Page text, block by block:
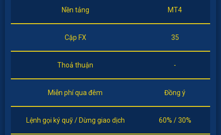
Nền tảng MT4
Cặp FX 35
Thoả thuận -
Miễn phí qua đêm Đồng ý
Lệnh gọi ký quỹ / Dừng giao dịch 60% / 30%